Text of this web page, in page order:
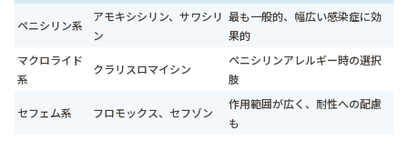
ペニシリン系
アモキシシリン、サワシリ
ン
最も一般的、幅広い感染症に効
果的
マクロライド
系
クラリスロマイシン
ペニシリンアレルギー時の選択
肢
セフェム系 フロモックス、セフゾン
作用範囲が広く、耐性への配慮
も